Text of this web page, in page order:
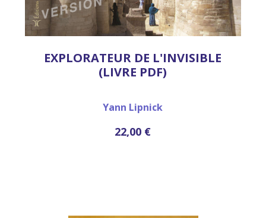
EXPLORATEUR DE L'INVISIBLE
(LIVRE PDF)
Yann Lipnick
22,00 €